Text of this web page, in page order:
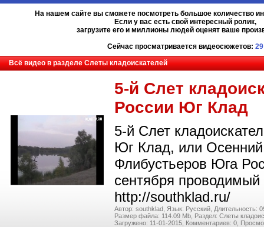
На нашем сайте вы сможете посмотреть большое количество
Если у вас есть свой интересный ролик,
загрузите его и миллионы людей оценят ваше
Сейчас просматривается видеосюжетов: 29
Всё видео в разделе Слеты кладоискателей
5-й Слет
России Юг Клад
5-й Слет
Юг Клад, или Осенний
Флибустьеров Юга
сентября проводимый
http://southklad.ru/
Автор: southklad, Язык: Русский, Длительность:
Размер файла: 114.09 Mb, Раздел: Слеты
Загружено: 11-01-2015, Комментариев: 0,